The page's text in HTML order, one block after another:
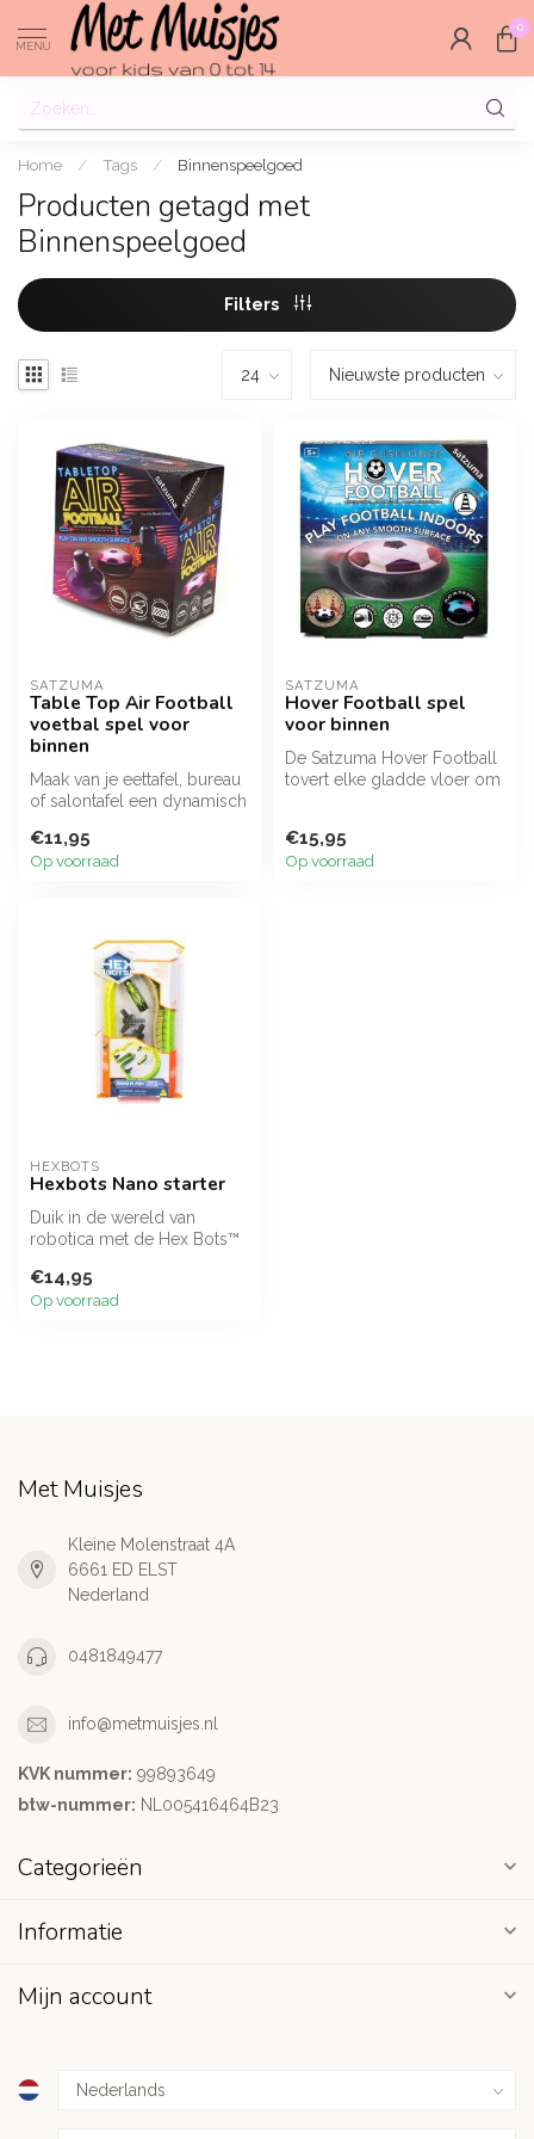
MENU
0
Home / Tags / Binnenspeelgoed
Producten getagd met
Binnenspeelgoed
Filters
SATZUMA
Table Top Air Football
voetbal spel voor
binnen
Maak van je eettafel, bureau
of salontafel een dynamisch
€11,95
Op voorraad
SATZUMA
Hover Football spel
voor binnen
De Satzuma Hover Football
tovert elke gladde vloer om
€15,95
Op voorraad
HEXBOTS
Hexbots Nano starter
Duik in de wereld van
robotica met de Hex Bots™
bevat...
€14,95
Op voorraad
Met Muisjes
Kleine Molenstraat 4A
6661 ED ELST
Nederland
0481849477
info@metmuisjes.nl
KVK nummer: 99893649
btw-nummer: NL005416464B23
Categorieën
Informatie
Mijn account